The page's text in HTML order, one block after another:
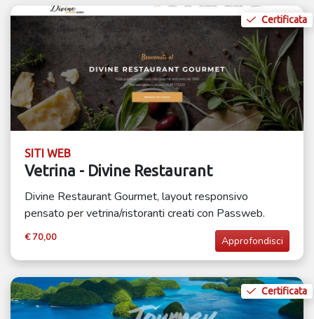
Certificata
SITI WEB
Vetrina - Divine Restaurant
Divine Restaurant Gourmet, layout responsivo
pensato per vetrina/ristoranti creati con Passweb.
€ 70,00 Approfondisci
Certificata